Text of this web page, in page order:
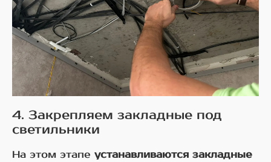
4. Закрепляем закладные под
светильники
На этом этапе устанавливаются закладные